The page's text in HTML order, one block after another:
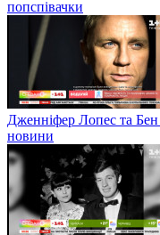
попспівачки
Дженніфер Лопес та
новини